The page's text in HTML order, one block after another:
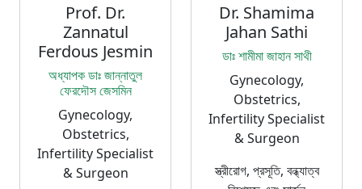
Prof. Dr.
Zannatul
Ferdous Jesmin
অধ্যাপক ডাঃ জান্নাতুল
ফেরদৌস জেসমিন
Gynecology,
Obstetrics,
Infertility Specialist
& Surgeon
Dr. Shamima
Jahan Sathi
ডাঃ শামীমা জাহান সাথী
Gynecology,
Obstetrics,
Infertility Specialist
& Surgeon
স্ত্রীরোগ, প্রসূতি, বন্ধ্যাত্ব